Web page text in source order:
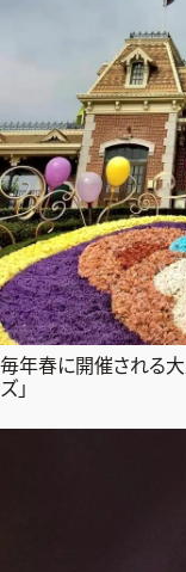
毎年春に開催される大
ズ」